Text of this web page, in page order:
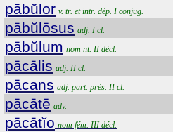
pābŭlor v. tr. et intr. dép. I conjug.
pābŭlōsus adj. I cl.
pābŭlum nom nt. II décl.
pācālis adj. II cl.
pācans adj. part. prés. II cl.
pācātē adv.
pācātĭo nom fém. III décl.